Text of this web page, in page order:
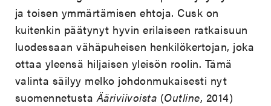
ja toisen ymmärtämisen ehtoja. Cusk on
kuitenkin päätynyt hyvin erilaiseen ratkaisuun
luodessaan vähäpuheisen henkilökertojan, joka
ottaa yleensä hiljaisen yleisön roolin. Tämä
valinta säilyy melko johdonmukaisesti nyt
suomennetustaÄäriviivoista (Outline, 2014)